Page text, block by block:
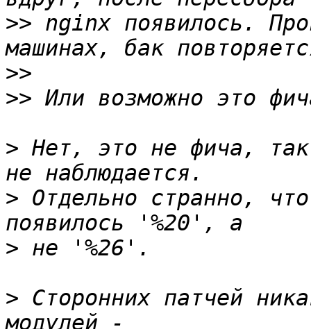
>> nginx появилось.
>>
>>
> Нет, это не фича,
> Отдельно странно,
>
> Сторонних патчей